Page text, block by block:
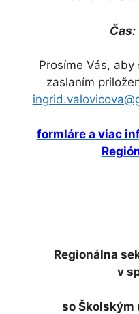
Čas:
Prosíme Vás,
zaslaním
formláre a viac
Regionálna
v
so Školským